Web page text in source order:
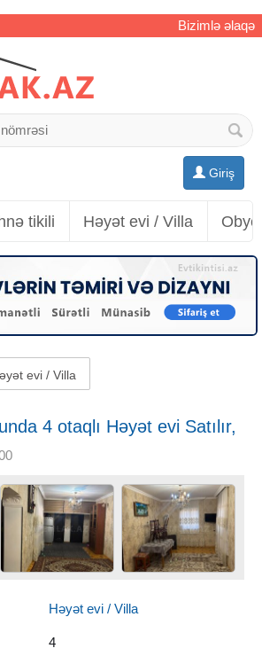
Bizimlə əlaqə
Giriş
tikili Həyət evi / Villa
evi / Villa
4 otaqlı Həyət evi Satılır,
Həyət evi / Villa
4